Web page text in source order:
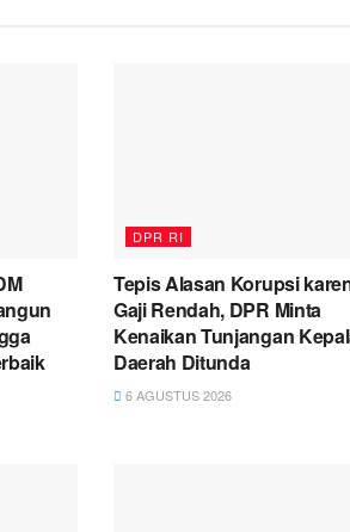
DPR RI
Tepis Alasan Korupsi
Gaji Rendah, DPR Minta
Kenaikan Tunjangan
Daerah Ditunda
6 AGUSTUS 2026